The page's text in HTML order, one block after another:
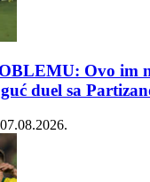
Ovo im
duel sa
07.08.2026.